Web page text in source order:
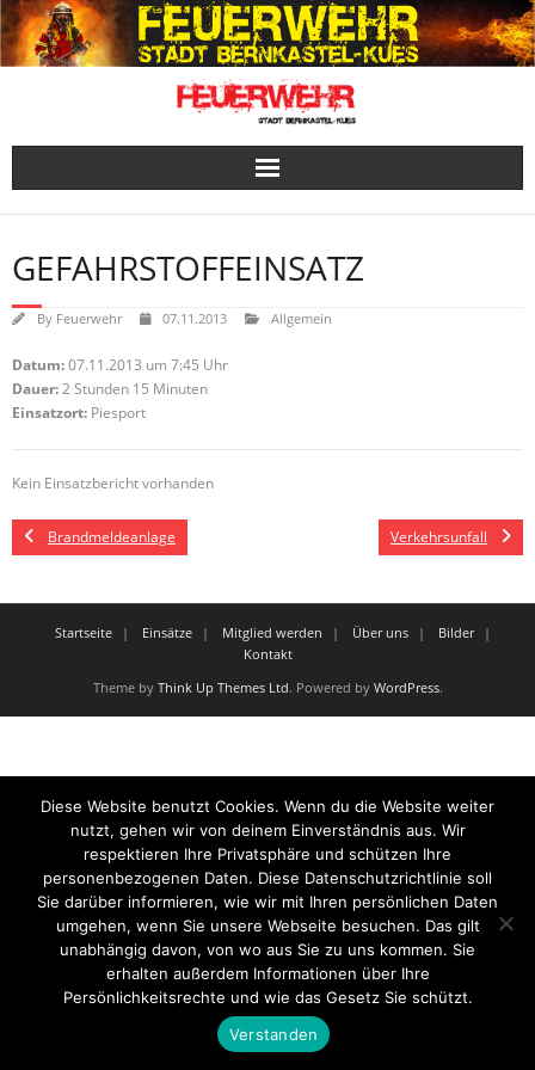
Skip
to
content
GEFAHRSTOFFEINSATZ
By Feuerwehr 07.11.2013 Allgemein
Datum:07.11.2013 um 7:45 Uhr
Dauer:2 Stunden 15 Minuten
Einsatzort: Piesport
Kein Einsatzbericht vorhanden
Brandmeldeanlage Verkehrsunfall
Startseite Einsätze Mitglied werden Über uns
Bilder
Kontakt
Theme by Think Up Themes Ltd. Powered by WordPress.
Diese Website benutzt Cookies. Wenn du die Website weiter
nutzt, gehen wir von deinem Einverständnis aus. Wir
respektieren Ihre Privatsphäre und schützen Ihre
personenbezogenen Daten. Diese Datenschutzrichtlinie soll
Sie darüber informieren, wie wir mit Ihren persönlichen Daten
umgehen, wenn Sie unsere Webseite besuchen. Das gilt
unabhängig davon, von wo aus Sie zu uns kommen. Sie
erhalten außerdem Informationen über Ihre
Persönlichkeitsrechte und wie das Gesetz Sie schützt.
Verstanden